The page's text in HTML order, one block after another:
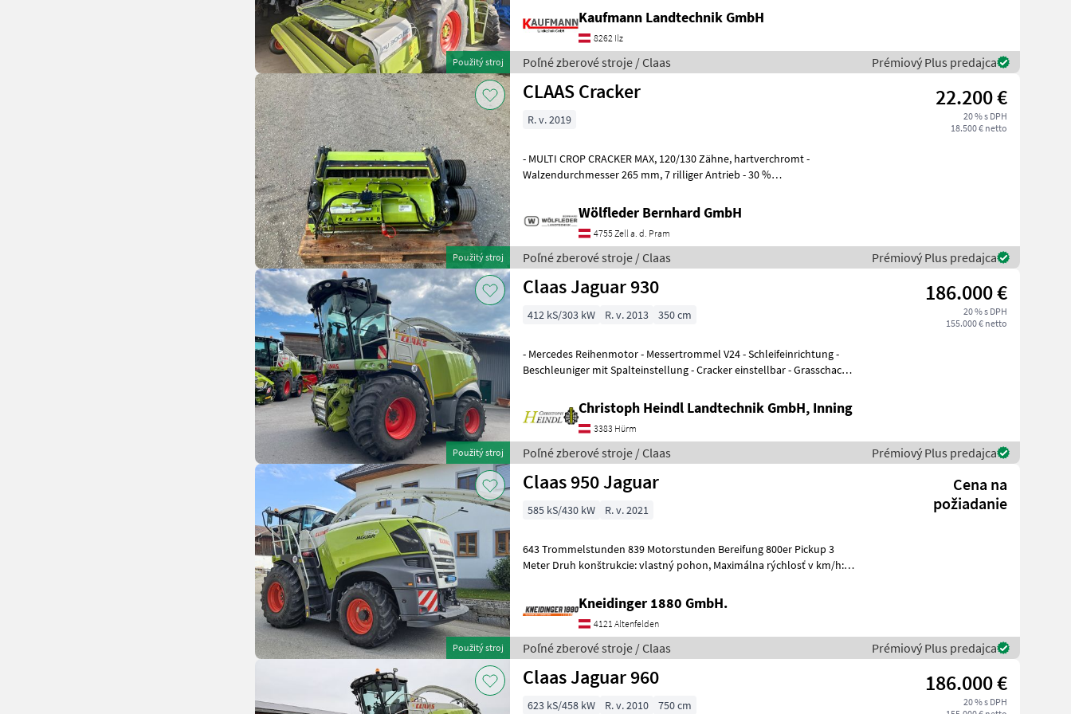
Použitý stroj
Kaufmann Landtechnik GmbH
8262 Ilz
Poľné zberové stroje / Claas Prémiový Plus predajca
Použitý stroj
CLAAS Cracker 22.200 €
20 % s DPH
18.500 € netto
R. v. 2019
- MULTI CROP CRACKER MAX, 120/130 Zähne, hartverchromt -
Walzendurchmesser 265 mm, 7 rilliger Antrieb - 30 %
Wölfleder Bernhard GmbH
4755 Zell a. d. Pram
Poľné zberové stroje / Claas Prémiový Plus predajca
Použitý stroj
Claas Jaguar 930 186.000 €
20 % s DPH
155.000 € netto
412 kS/303 kW R. v. 2013 350 cm
- Mercedes Reihenmotor - Messertrommel V24 - Schleifeinrichtung -
Beschleuniger mit Spalteinstellung - Cracker einstellbar - Grasschacht
Christoph Heindl Landtechnik GmbH, Inning
3383 Hürm
Poľné zberové stroje / Claas Prémiový Plus predajca
Použitý stroj
Claas 950 Jaguar
Cena na
požiadanie
585 kS/430 kW R. v. 2021
643 Trommelstunden 839 Motorstunden Bereifung 800er Pickup 3
Meter Druh konštrukcie: vlastný pohon, Maximálna rýchlosť v km/h:
Kneidinger 1880 GmbH.
4121 Altenfelden
Poľné zberové stroje / Claas Prémiový Plus predajca
Claas Jaguar 960 186.000 €
20 % s DPH
623 kS/458 kW R. v. 2010 750 cm